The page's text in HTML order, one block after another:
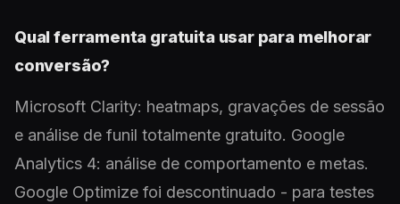
Qual ferramenta gratuita usar para melhorar
conversão?
Microsoft Clarity: heatmaps, gravações de sessão
e análise de funil totalmente gratuito. Google
Analytics 4: análise de comportamento e metas.
Google Optimize foi descontinuado - para testes